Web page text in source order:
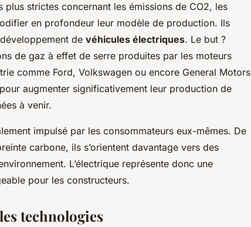
plus strictes concernant les émissions de CO2, les
en profondeur leur modèle de production. Ils
de véhicules électriques. Le but ?
de gaz à effet de serre produites par les moteurs
comme Ford, Volkswagen ou encore General Motors
augmenter significativement leur production de
à venir.
impulsé par les consommateurs eux-mêmes. De
carbone, ils s’orientent davantage vers des
L’électrique représente donc une
pour les constructeurs.
technologies